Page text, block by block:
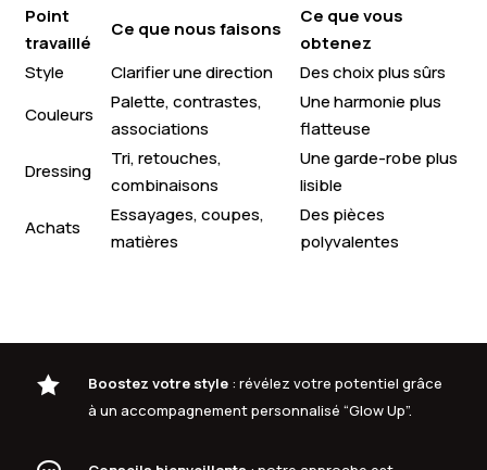
Point
travaillé
Ce que nous faisons
Ce que vous
obtenez
Style
Clarifier une direction
Des choix plus sûrs
Couleurs
Palette, contrastes,
associations
Une harmonie plus
flatteuse
Dressing
Tri, retouches,
combinaisons
Une garde-robe plus
lisible
Achats
Essayages, coupes,
matières
Des pièces
polyvalentes
 Boostez votre style: révélez votre potentiel grâce
à un accompagnement personnalisé “Glow Up”.